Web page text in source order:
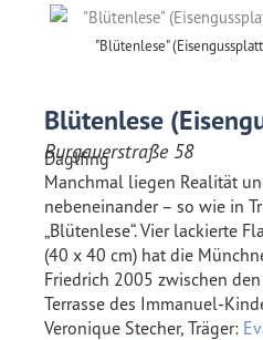
"Blütenlese"
Blütenlese
Burgauerstraße 58
Daglfing
Manchmal liegen Realität
nebeneinander – so wie in
„Blütenlese“. Vier lackierte
(40 x 40 cm) hat die
Friedrich 2005 zwischen
Terrasse des Immanuel-
Veronique Stecher, Träger: